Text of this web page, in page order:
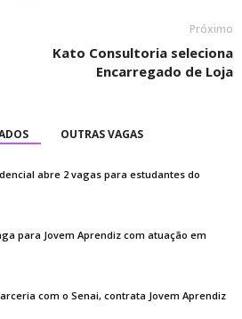
Próximo
Kato Consultoria seleciona
Encarregado de Loja
OUTRAS VAGAS
abre 2 vagas para estudantes do
para Jovem Aprendiz com atuação em
com o Senai, contrata Jovem Aprendiz